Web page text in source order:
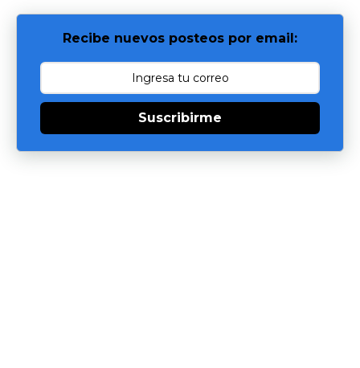
Recibe nuevos posteos por email:
Suscribirme